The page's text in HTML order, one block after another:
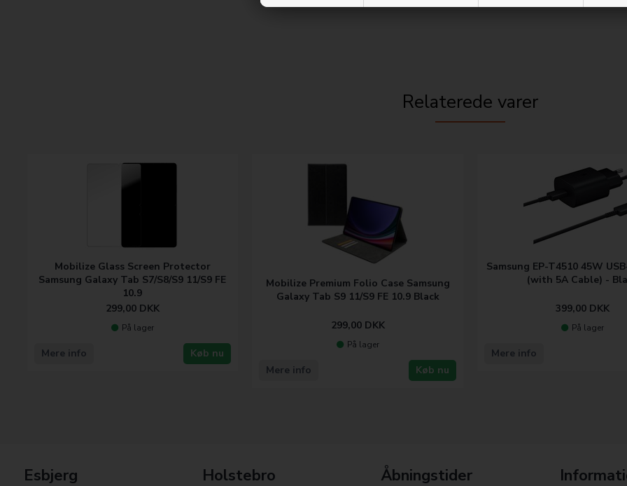
Relaterede varer
Mobilize Glass Screen Protector
Samsung Galaxy Tab S7/S8/S9 11/S9 FE
10.9
299,00 DKK
På lager
Køb nu
Mere info
Mobilize Premium Folio Case Samsung
Galaxy Tab S9 11/S9 FE 10.9 Black
299,00 DKK
På lager
Køb nu
Mere info
Samsung EP-T4510 45W
(with 5A Cable) -
399,00 DKK
På lager
Mere info
Esbjerg Holstebro Åbningstider